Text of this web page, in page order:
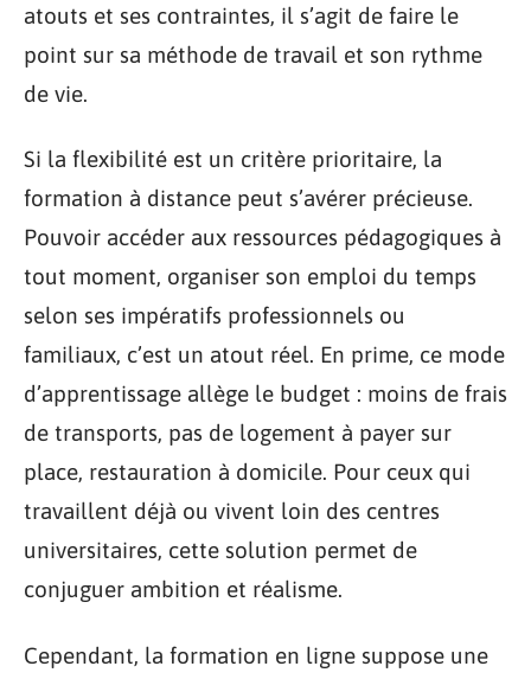
atouts et ses contraintes, il s’agit de faire le
point sur sa méthode de travail et son rythme
de vie.
Si la flexibilité est un critère prioritaire, la
formation à distance peut s’avérer précieuse.
Pouvoir accéder aux ressources pédagogiques à
tout moment, organiser son emploi du temps
selon ses impératifs professionnels ou
familiaux, c’est un atout réel. En prime, ce mode
d’apprentissage allège le budget : moins de frais
de transports, pas de logement à payer sur
place, restauration à domicile. Pour ceux qui
travaillent déjà ou vivent loin des centres
universitaires, cette solution permet de
conjuguer ambition et réalisme.
Cependant, la formation en ligne suppose une